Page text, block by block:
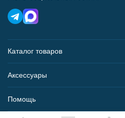
Каталог товаров
Аксессуары
Помощь